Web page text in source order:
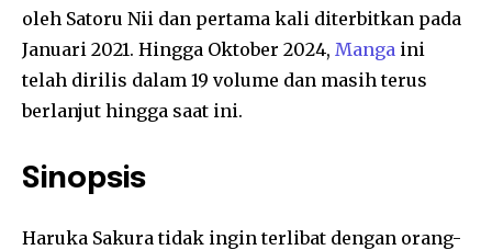
oleh Satoru Nii dan pertama kali diterbitkan pada
Januari 2021. Hingga Oktober 2024, Manga ini
telah dirilis dalam 19 volume dan masih terus
berlanjut hingga saat ini.
Sinopsis
Haruka Sakura tidak ingin terlibat dengan orang-